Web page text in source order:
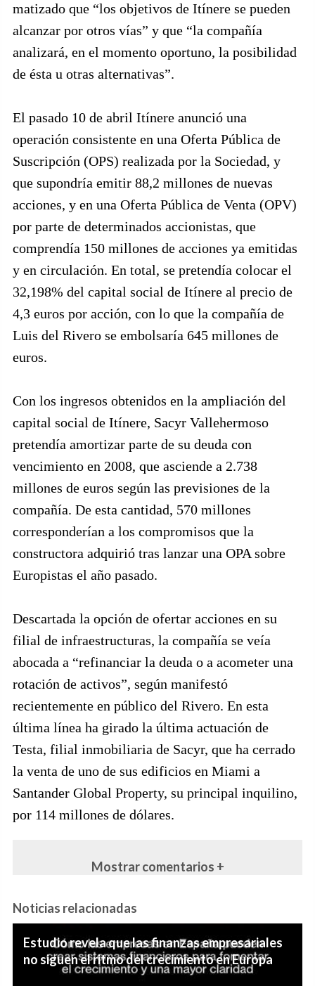
matizado que “los objetivos de Itínere se pueden
alcanzar por otros vías” y que “la compañía
analizará, en el momento oportuno, la posibilidad
de ésta u otras alternativas”.
El pasado 10 de abril Itínere anunció una
operación consistente en una Oferta Pública de
Suscripción (OPS) realizada por la Sociedad, y
que supondría emitir 88,2 millones de nuevas
acciones, y en una Oferta Pública de Venta (OPV)
por parte de determinados accionistas, que
comprendía 150 millones de acciones ya emitidas
y en circulación. En total, se pretendía colocar el
32,198% del capital social de Itínere al precio de
4,3 euros por acción, con lo que la compañía de
Luis del Rivero se embolsaría 645 millones de
euros.
Con los ingresos obtenidos en la ampliación del
capital social de Itínere, Sacyr Vallehermoso
pretendía amortizar parte de su deuda con
vencimiento en 2008, que asciende a 2.738
millones de euros según las previsiones de la
compañía. De esta cantidad, 570 millones
corresponderían a los compromisos que la
constructora adquirió tras lanzar una OPA sobre
Europistas el año pasado.
Descartada la opción de ofertar acciones en su
filial de infraestructuras, la compañía se veía
abocada a “refinanciar la deuda o a acometer una
rotación de activos”, según manifestó
recientemente en público del Rivero. En esta
última línea ha girado la última actuación de
Testa, filial inmobiliaria de Sacyr, que ha cerrado
la venta de uno de sus edificios en Miami a
Santander Global Property, su principal inquilino,
por 114 millones de dólares.
Mostrar comentarios +
Noticias relacionadas
Estudio revela que las finanzas empresariales
no siguen el ritmo del crecimiento en Europa